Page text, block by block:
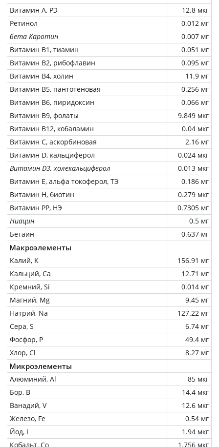
Витамин А, РЭ
12.8 мкг
Ретинол
0.012 мг
бета Каротин
0.007 мг
Витамин В1, тиамин
0.051 мг
Витамин В2, рибофлавин
0.095 мг
Витамин В4, холин
11.9 мг
Витамин В5, пантотеновая
0.256 мг
Витамин В6, пиридоксин
0.066 мг
Витамин В9, фолаты
9.849 мкг
Витамин В12, кобаламин
0.04 мкг
Витамин C, аскорбиновая
2.16 мг
Витамин D, кальциферол
0.024 мкг
Витамин D3, холекальциферол
0.013 мкг
Витамин Е, альфа токоферол, ТЭ
0.186 мг
Витамин Н, биотин
0.279 мкг
Витамин РР, НЭ
0.7305 мг
Ниацин
0.5 мг
Бетаин
0.637 мг
Макроэлементы
Калий, K
156.91 мг
Кальций, Ca
12.71 мг
Кремний, Si
0.014 мг
Магний, Mg
9.45 мг
Натрий, Na
127.22 мг
Сера, S
6.74 мг
Фосфор, P
49.4 мг
Хлор, Cl
8.27 мг
Микроэлементы
Алюминий, Al
85 мкг
Бор, B
14.4 мкг
Ванадий, V
12.6 мкг
Железо, Fe
0.54 мг
Йод, I
1.94 мкг
Кобальт, Co
1.756 мкг